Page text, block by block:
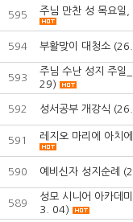
595 주님 만찬 성 목요
594 부활맞이 대청소
593
주님 수난 성지 주일
29)
592 성서공부 개강식
591 레지오 마리에 아치
590 예비신자 성지순례
589
성모 시니어 아카데
3. 04)